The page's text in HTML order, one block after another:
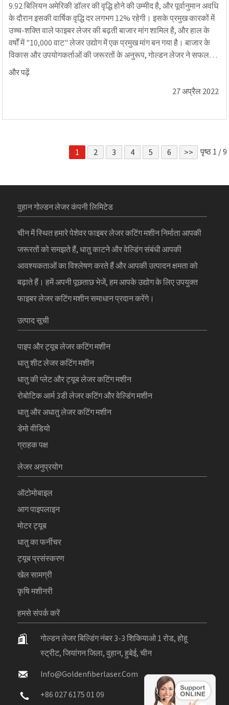
9.92 बिलियन अमेरिकी डॉलर की वृद्धि होने की उम्मीद है, और पूर्वानुमान अवधि
के दौरान इसकी वार्षिक वृद्धि दर लगभग 12% रहेगी। इसके प्रमुख कारकों में
उच्च-शक्ति वाले फाइबर लेजर की बढ़ती बाजार मांग शामिल है, और हाल के
वर्षों में "10,000 वाट" लेजर उद्योग में एक प्रमुख मांग बन गया है। बाजार के
विकास और उपयोगकर्ताओं की जरूरतों के अनुरूप, गोल्डन लेजर ने सफलता
हासिल की है...
और पढ़ें
27 अप्रैल 2022
1 2 3 4 5 6 >> पृष्ठ 1 / 9
वुहान गोल्डन लेजर कंपनी लिमिटेड
चीन में स्थित हमारे पेशेवर फाइबर लेजर कटिंग मशीन निर्माता आपकी
जरूरतों को समझते हैं, धातु काटने और वेल्डिंग संबंधी आपकी
आवश्यकताओं का विश्लेषण करते हैं और आपकी उत्पादन क्षमता को
बढ़ाते हैं। हमें अपनी पूछताछ भेजें, हम आपके उद्योग के लिए उपयुक्त
फाइबर लेजर कटिंग मशीन समाधान प्रदान करेंगे।
उत्पाद सूची
पाइप और ट्यूब लेजर कटिंग मशीन
धातु शीट लेजर कटिंग मशीन
धातु की प्लेट और ट्यूब लेजर कटिंग मशीन
रोबोटिक आर्म 3डी लेजर कटिंग और वेल्डिंग मशीन
धातु और अधातु लेजर कटिंग मशीन
डेमो वीडियो
ग्राहक पक्ष
लेजर अनुप्रयोग
ऑटोमोबाइल
आग पाइपलाइन
मोटर ट्यूब
धातु का फर्नीचर
ट्यूब प्रसंस्करण
खेल सामग्री
कृषि मशीनरी
हमसे संपर्क करें
गोल्डन लेजर बिल्डिंग नंबर 3-3 शिकियाओ 1 रोड, होहू
स्ट्रीट, जियांगन जिला, वुहान, हुबेई, चीन
Info@goldenfiberlaser.com
+86 027 6175 01 09